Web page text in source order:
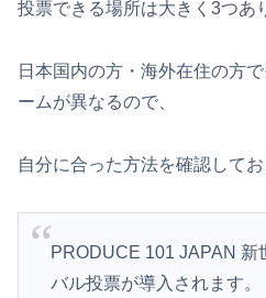
投票できる場所は大きく3つあ
日本国内の方・海外在住の方
ームが異なるので、
自分に合った方法を確認してお
PRODUCE 101 JAPAN 新
バル投票が導入されます。